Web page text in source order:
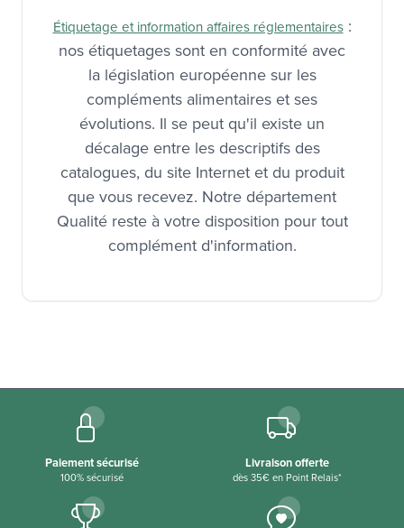
Étiquetage et information affaires réglementaires:
nos étiquetages sont en conformité avec
la législation européenne sur les
compléments alimentaires et ses
évolutions. Il se peut qu'il existe un
décalage entre les descriptifs des
catalogues, du site Internet et du produit
que vous recevez. Notre département
Qualité reste à votre disposition pour tout
complément d'information.
Paiement sécurisé
100% sécurisé
Livraison offerte
dès 35€ en Point Relais*